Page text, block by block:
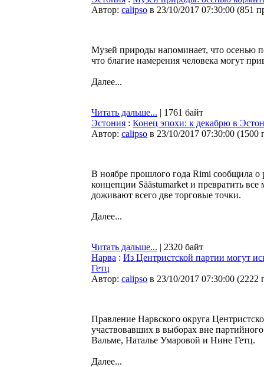
Автор: calipso в 23/10/2017 07:30:00 (851
Музей природы напоминает, что осенью
что благие намерения человека могут
Далее...
Читать дальше... | 1761 байт
Эстония : Конец эпохи: к декабрю в
Автор: calipso в 23/10/2017 07:30:00 (1500
В ноябре прошлого года Rimi сообщила о
концепции Säästumarket и превратить
доживают всего две торговые точки.
Далее...
Читать дальше... | 2320 байт
Нарва : Из Центристской партии могут
Гетц
Автор: calipso в 23/10/2017 07:30:00 (2222
Правление Нарвского округа
участвовавших в выборах вне
Вальме, Наталье Умаровой и Нине Гетц.
Далее...